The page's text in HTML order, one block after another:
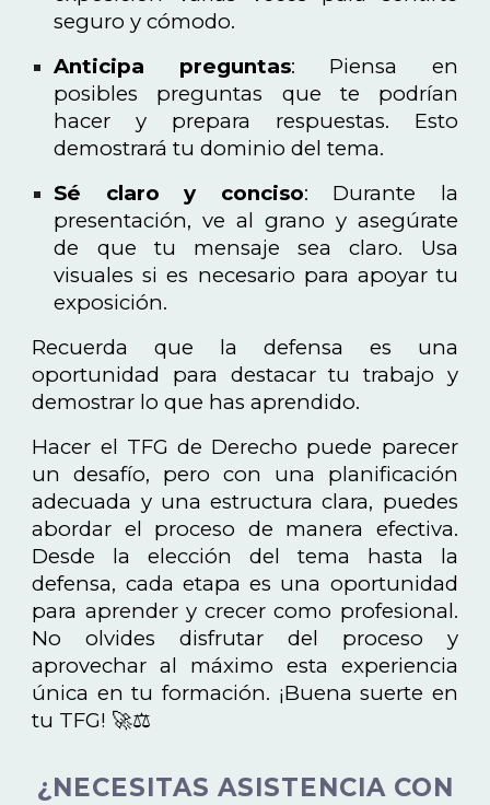
seguro y cómodo.
Anticipa preguntas: Piensa en
posibles preguntas que te podrían
hacer y prepara respuestas. Esto
demostrará tu dominio del tema.
Sé claro y conciso: Durante la
presentación, ve al grano y asegúrate
de que tu mensaje sea claro. Usa
visuales si es necesario para apoyar tu
exposición.
Recuerda que la defensa es una
oportunidad para destacar tu trabajo y
demostrar lo que has aprendido.
Hacer el TFG de Derecho puede parecer
un desafío, pero con una planificación
adecuada y una estructura clara, puedes
abordar el proceso de manera efectiva.
Desde la elección del tema hasta la
defensa, cada etapa es una oportunidad
para aprender y crecer como profesional.
No olvides disfrutar del proceso y
aprovechar al máximo esta experiencia
única en tu formación. ¡Buena suerte en
tu TFG! 🚀⚖️
¿NECESITAS ASISTENCIA CON